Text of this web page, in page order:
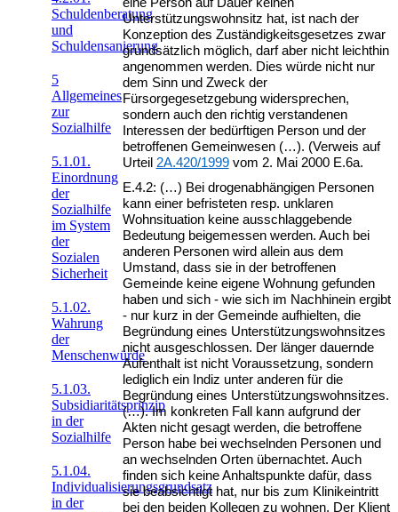
Schuldenberatung
und
Schuldensanierung
5
Allgemeines
zur
Sozialhilfe
5.1.01.
Einordnung
der
Sozialhilfe
im System
der
Sozialen
Sicherheit
5.1.02.
Wahrung
der
Menschenwürde
5.1.03.
Subsidiaritätsprinzip
in der
Sozialhilfe
5.1.04.
Individualisierungsgrundsatz
in der
Unterstützungswohnsitz hat, ist nach der
Konzeption des Zuständigkeitsgesetzes zwar
grundsätzlich möglich, darf aber nicht leichthin
angenommen werden. Dies würde nicht nur
dem Sinn und Zweck der
Fürsorgegesetzgebung widersprechen,
sondern auch den richtig verstandenen
Interessen der bedürftigen Person und der
betroffenen Gemeinwesen (…). (Verweis auf
Urteil 2A.420/1999vom 2. Mai 2000 E.6a.
E.4.2: (…) Bei drogenabhängigen Personen
kann einer befristeten resp. unklaren
Wohnsituation keine ausschlaggebende
Bedeutung beigemessen werden. Auch bei
anderen Personen wird allein aus dem
Umstand, dass sie in der betroffenen
Gemeinde keine eigene Wohnung gefunden
haben und sich - wie sich im Nachhinein ergibt
- nur kurz in der Gemeinde aufhielten, die
Begründung eines Unterstützungswohnsitzes
nicht ausgeschlossen. Der länger dauernde
Aufenthalt ist nicht Voraussetzung, sondern
lediglich ein Indiz unter anderen für die
Begründung eines Unterstützungswohnsitzes.
(…). Im konkreten Fall kann aufgrund der
Akten nicht gesagt werden, die betroffene
Person habe bei wechselnden Personen und
an wechselnden Orten übernachtet. Auch
finden sich keine Anhaltspunkte dafür, dass
sie beabsichtigt hat, nur bis zum Klinikeintritt
bei den beiden Kollegen zu wohnen. Der Klient